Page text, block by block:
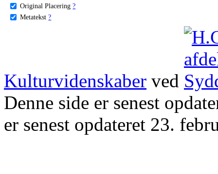
Original Placering ?
Metatekst ?
Kulturvidenskaber ved
Denne side er senest
er senest opdateret 23.